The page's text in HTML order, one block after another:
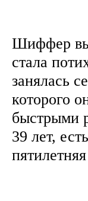
Шиффер
стала
занялась
которого
быстрыми
39 лет,